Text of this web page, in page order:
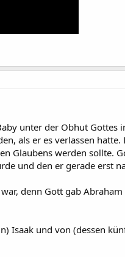
unter der Obhut
als er es verlassen
Glaubens werden sollte.
und den er gerade erst
denn Gott gab
und von (dessen